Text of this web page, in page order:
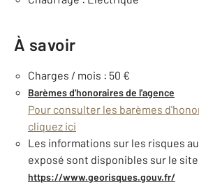
À savoir
Charges / mois : 50 €
Barèmes d'honoraires de l'agence
Pour consulter les barèmes
cliquez ici
Les informations sur les risques
exposé sont disponibles sur le
https://www.georisques.gouv.fr/